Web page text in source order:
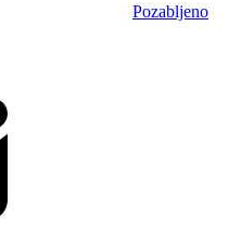
Pozabljeno